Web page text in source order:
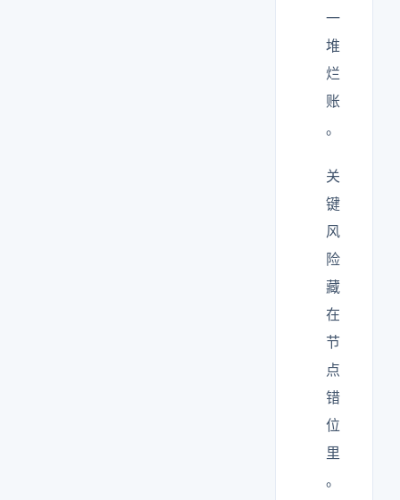
一
堆
烂
账
。
关
键
风
险
藏
在
节
点
错
位
里
。